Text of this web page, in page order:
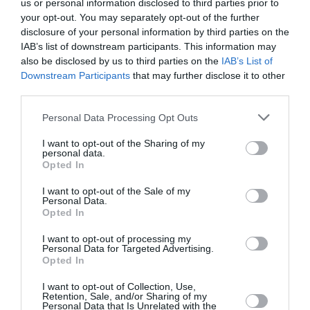
us or personal information disclosed to third parties prior to
your opt-out. You may separately opt-out of the further
disclosure of your personal information by third parties on the
IAB’s list of downstream participants. This information may
also be disclosed by us to third parties on the IAB’s List of
Downstream Participants that may further disclose it to other
Personal Data Processing Opt Outs
I want to opt-out of the Sharing of my
personal data.
Opted In
I want to opt-out of the Sale of my
Personal Data.
Opted In
I want to opt-out of processing my
Personal Data for Targeted Advertising.
Opted In
I want to opt-out of Collection, Use,
Retention, Sale, and/or Sharing of my
Personal Data that Is Unrelated with the
Αυτή η νύχτα μένει,
του Θάνου
Μεσοτοιχίες ή
Μικρή Προσευχή